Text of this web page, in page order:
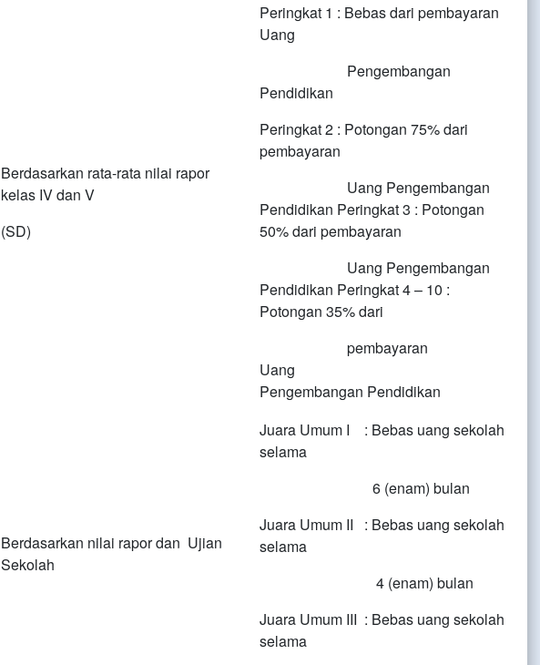
Berdasarkan rata-rata nilai rapor
kelas IV dan V
(SD)
Peringkat 1 : Bebas dari pembayaran
Uang
Pengembangan
Pendidikan
Peringkat 2 : Potongan 75% dari
pembayaran
Uang Pengembangan
Pendidikan Peringkat 3 : Potongan
50% dari pembayaran
Uang Pengembangan
Pendidikan Peringkat 4 – 10 :
Potongan 35% dari
pembayaran
Uang
Pengembangan Pendidikan
Berdasarkan nilai rapor dan Ujian
Sekolah
Juara Umum I : Bebas uang sekolah
selama
6 (enam) bulan
Juara Umum II : Bebas uang sekolah
selama
4 (enam) bulan
Juara Umum III : Bebas uang sekolah
selama